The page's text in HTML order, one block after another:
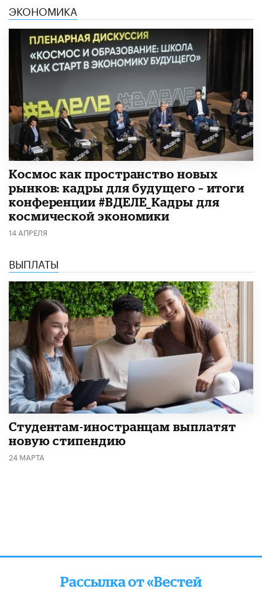
ЭКОНОМИКА
Космос как пространство новых
рынков: кадры для будущего – итоги
конференции #ВДЕЛЕ_Кадры для
космической экономики
14 АПРЕЛЯ
ВЫПЛАТЫ
Студентам-иностранцам выплатят
новую стипендию
24 МАРТА
Рассылка от «Вестей